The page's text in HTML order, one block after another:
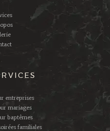
entreprises
mariages
baptêmes
familiales